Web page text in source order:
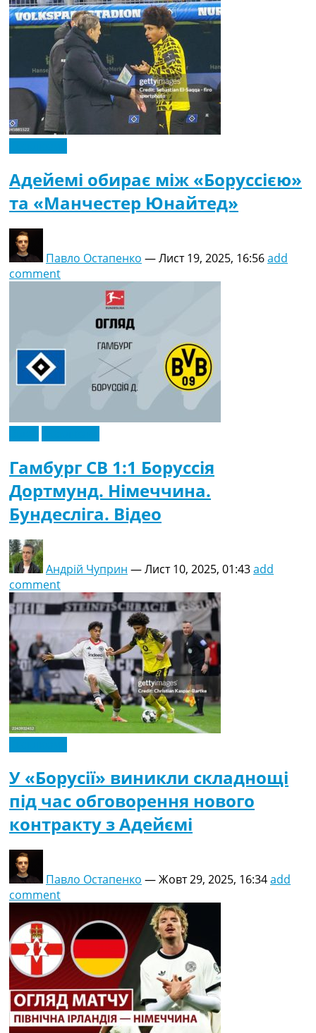
Адейемі обирає між «Боруссією»
та «Манчестер Юнайтед»
Павло Остапенко —Лист 19, 2025, 16:56add
comment
Гамбург СВ 1:1 Боруссія
Дортмунд. Німеччина.
Бундесліга. Відео
Андрій Чуприн —Лист 10, 2025, 01:43add
comment
У «Борусії» виникли складнощі
під час обговорення нового
контракту з Адейємі
Павло Остапенко —Жовт 29, 2025, 16:34add
comment